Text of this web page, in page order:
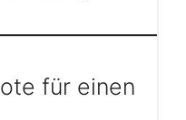
für einen